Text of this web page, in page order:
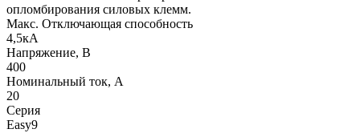
опломбирования силовых клемм.
Макс. Отключающая способность
4,5кА
Напряжение, В
400
Номинальный ток, А
20
Серия
Easy9